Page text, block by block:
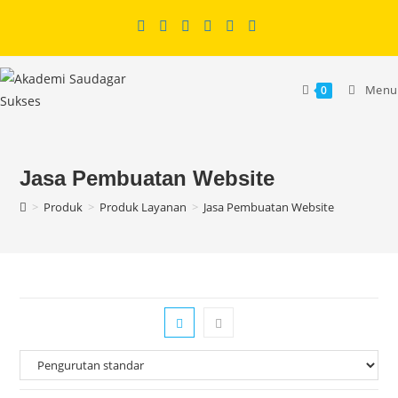
content
0 Menu
Jasa Pembuatan Website
> Produk > Produk Layanan > Jasa Pembuatan Website